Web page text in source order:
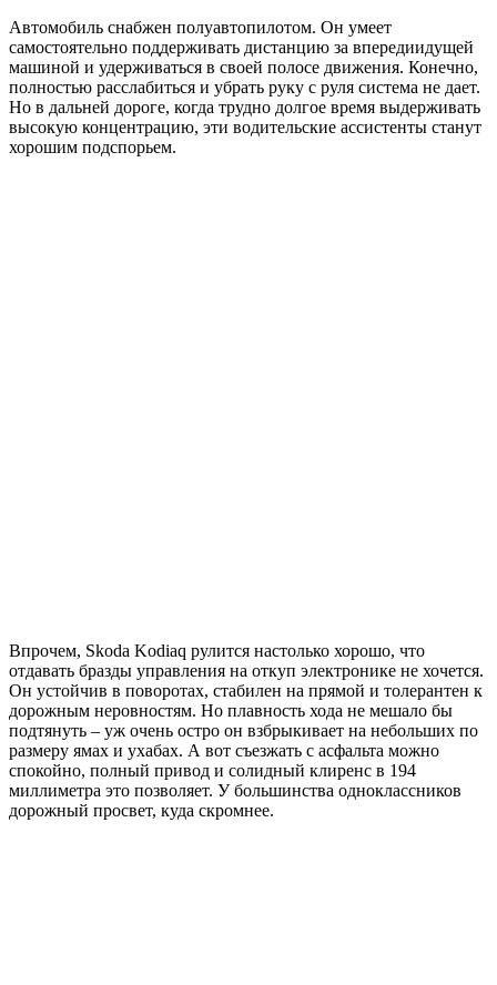
Автомобиль снабжен полуавтопилотом. Он умеет
самостоятельно поддерживать дистанцию за впередиидущей
машиной и удерживаться в своей полосе движения. Конечно,
полностью расслабиться и убрать руку с руля система не дает.
Но в дальней дороге, когда трудно долгое время выдерживать
высокую концентрацию, эти водительские ассистенты станут
хорошим подспорьем.
Впрочем, Skoda Kodiaq рулится настолько хорошо, что
отдавать бразды управления на откуп электронике не хочется.
Он устойчив в поворотах, стабилен на прямой и толерантен к
дорожным неровностям. Но плавность хода не мешало бы
подтянуть – уж очень остро он взбрыкивает на небольших по
размеру ямах и ухабах. А вот съезжать с асфальта можно
спокойно, полный привод и солидный клиренс в 194
миллиметра это позволяет. У большинства одноклассников
дорожный просвет, куда скромнее.